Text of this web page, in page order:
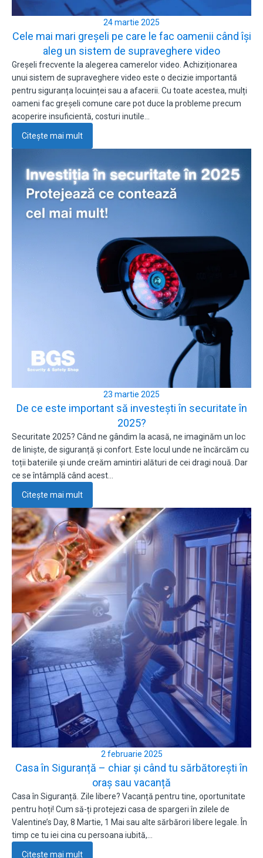
24 martie 2025
Cele mai mari greșeli pe care le fac oamenii când își
aleg un sistem de supraveghere video
Greșeli frecvente la alegerea camerelor video. Achiziționarea
unui sistem de supraveghere video este o decizie importantă
pentru siguranța locuinței sau a afacerii. Cu toate acestea, mulți
oameni fac greșeli comune care pot duce la probleme precum
acoperire insuficientă, costuri inutile…
Citește mai mult
23 martie 2025
De ce este important să investești în securitate în
2025?
Securitate 2025? Când ne gândim la acasă, ne imaginăm un loc
de liniște, de siguranță și confort. Este locul unde ne încărcăm cu
toții bateriile și unde creăm amintiri alături de cei dragi nouă. Dar
ce se întâmplă când acest…
Citește mai mult
2 februarie 2025
Casa în Siguranță – chiar și când tu sărbătorești în
oraș sau vacanță
Casa în Siguranță. Zile libere? Vacanță pentru tine, oportunitate
pentru hoți! Cum să-ți protejezi casa de spargeri în zilele de
Valentine’s Day, 8 Martie, 1 Mai sau alte sărbărori libere legale. În
timp ce tu iei cina cu persoana iubită,…
Citește mai mult